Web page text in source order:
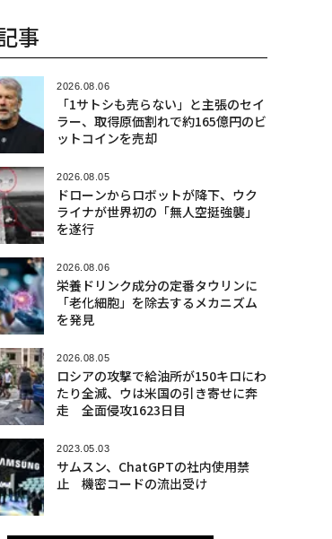
事
2026.08.06
「1サトシも売らない」と主張のセイ
ラー、取得原価割れで約165億円のビ
ットコインを売却
2026.08.05
ドローンからロボットが降下、ウク
ライナが世界初の「無人空挺強襲」
を遂行
2026.08.06
栄養ドリンク成分の定番タウリンに
「老化細胞」を除去するメカニズム
を発見
2026.08.05
ロシアの攻撃で給油所が150キロにわ
たり全滅、ウは米国の引き寄せに奔
走 全面侵攻1623日目
2023.05.03
サムスン、ChatGPTの社内使用禁
止 機密コードの流出受け